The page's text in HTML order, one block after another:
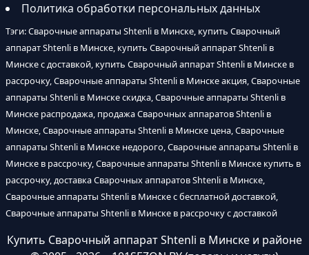
Политика обработки персональных данных
Тэги: Сварочные аппараты Shtenli в Минске, купить Сварочный
аппарат Shtenli в Минске, купить Сварочный аппарат Shtenli в
Минске с доставкой, купить Сварочный аппарат Shtenli в Минске в
рассрочку, Сварочные аппараты Shtenli в Минске акция, Сварочные
аппараты Shtenli в Минске скидка, Сварочные аппараты Shtenli в
Минске распродажа, продажа Сварочных аппаратов Shtenli в
Минске, Сварочные аппараты Shtenli в Минске цена, Сварочные
аппараты Shtenli в Минске недорого, Сварочные аппараты Shtenli в
Минске в рассрочку, Сварочные аппараты Shtenli в Минске купить в
рассрочку, доставка Сварочных аппаратов Shtenli в Минске,
Сварочные аппараты Shtenli в Минске с бесплатной доставкой,
Сварочные аппараты Shtenli в Минске в рассрочку с доставкой
Купить Сварочный аппарат Shtenli в Минске и районе